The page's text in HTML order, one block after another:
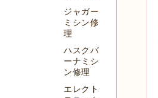
ジャガー
ミシン修
理
ハスクバ
ーナミシ
ン修理
エレクト